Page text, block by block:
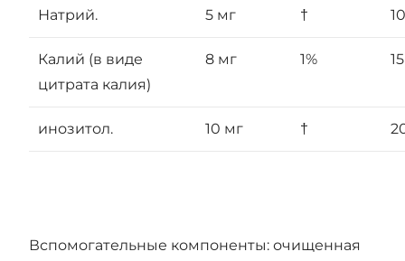
Натрий. 5 мг †
Калий (в виде
цитрата калия)
8 мг 1%
инозитол. 10 мг †
Вспомогательные компоненты: очищенная